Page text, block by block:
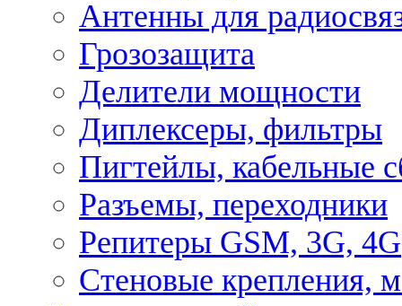
Антенны для
Грозозащита
Делители мощности
Диплексеры, фильтры
Пигтейлы, кабельные
Разъемы, переходники
Репитеры GSM, 3G, 4G
Стеновые крепления,